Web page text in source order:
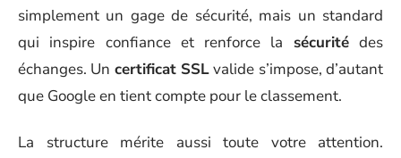
simplement un gage de sécurité, mais un standard
qui inspire confiance et renforce la sécuritédes
échanges. Un certificat SSLvalide s’impose, d’autant
que Google en tient compte pour le classement.
La structure mérite aussi toute votre attention.